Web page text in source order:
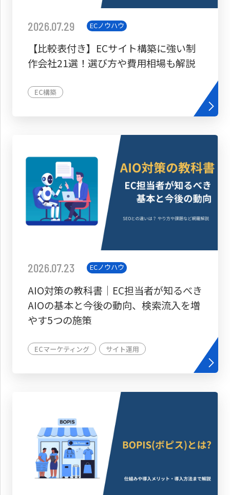
2026.07.29 ECノウハウ
【比較表付き】ECサイト構築に強い制
作会社21選！選び方や費用相場も解説
EC構築
2026.07.23 ECノウハウ
AIO対策の教科書│EC担当者が知るべき
AIOの基本と今後の動向、検索流入を増
やす5つの施策
ECマーケティング サイト運用